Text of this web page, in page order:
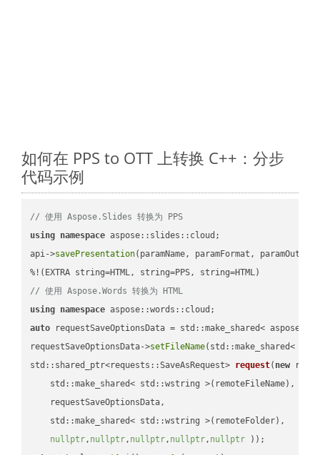
如何在 PPS to OTT 上转换 C++：分步
代码示例
// 使用 Aspose.Slides 转换为 PPS
using namespace aspose::slides::cloud;
api->savePresentation(paramName, paramFormat,
// 使用 Aspose.Words 转换为 HTML
using namespace
auto requestSaveOptionsData = std::make_shared<
requestSaveOptionsData->setFileName(std::make_shared<
std::shared_ptr<requests::SaveAsRequest> request( new
    std::make_shared< std::wstring >(remoteFileName),
    requestSaveOptionsData,
    std::make_shared< std::wstring >(remoteFolder),
nullptr, nullptr, nullptr, nullptr, nullptr ))